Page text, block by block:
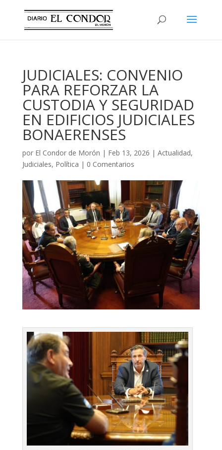
JUDICIALES: CONVENIO
PARA REFORZAR LA
CUSTODIA Y SEGURIDAD
EN EDIFICIOS JUDICIALES
BONAERENSES
por El Condor de Morón | Feb 13, 2026 | Actualidad,
Judiciales, Política | 0 Comentarios